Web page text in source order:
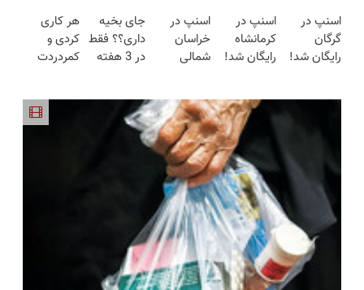
هفته!!😍
اسنپ در
گرگان
رایگان شد!
اسنپ در
کرمانشاه
رایگان شد!
اسنپ در
خراسان
شمالی
جای بخیه
داری؟؟ فقط
در 3 هفته
هر کاری
کردی و
کمردردت
پرسشنامه و
دریافت راه